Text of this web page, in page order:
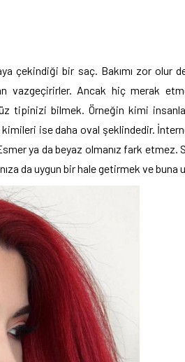
çekindiği bir saç. Bakımı zor olur
vazgeçirirler. Ancak hiç merak
tipinizi bilmek. Örneğin kimi
ise daha oval şeklindedir.
ya da beyaz olmanız fark etmez.
da uygun bir hale getirmek ve buna